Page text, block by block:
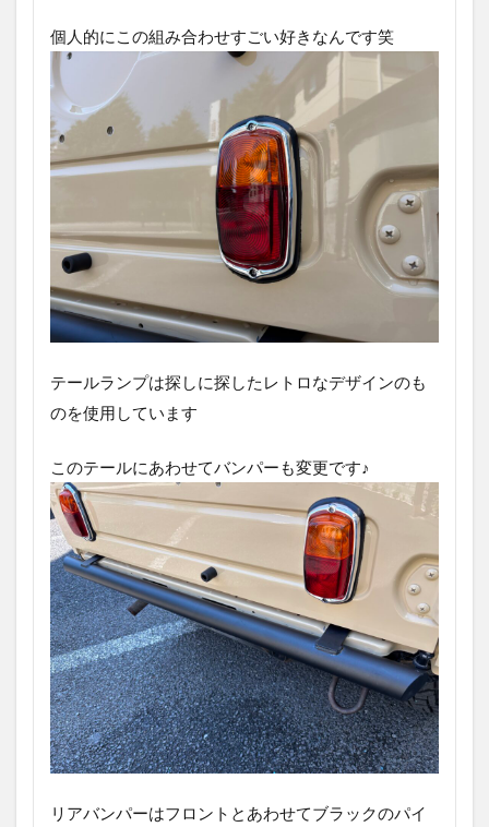
個人的にこの組み合わせすごい好きなんです笑
テールランプは探しに探したレトロなデザインのも
のを使用しています
このテールにあわせてバンパーも変更です♪
リアバンパーはフロントとあわせてブラックのパイ